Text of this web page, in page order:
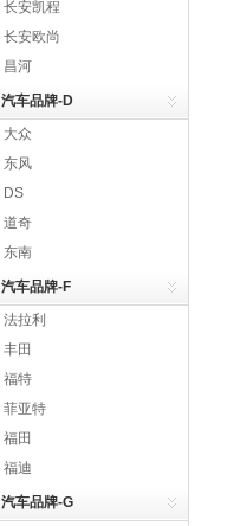
长安凯程
长安欧尚
昌河
汽车品牌-D
大众
东风
DS
道奇
东南
汽车品牌-F
法拉利
丰田
福特
菲亚特
福田
福迪
汽车品牌-G